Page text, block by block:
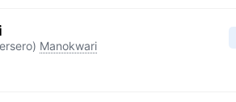
Manokwari